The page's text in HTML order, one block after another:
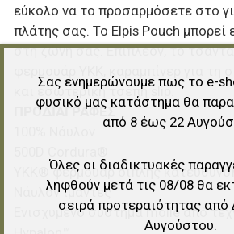
εύκολο να το προσαρμόσετε στο
πλάτης σας. Το Elpis Pouch μπορεί
στη ζώνη σας. Επιπλέον, το
φερμουάρ YKK, καραμπίνερ για τη
και εσωτερική τσέπη slip.
ΠΡΟΔΙΑΓΡΑΦΕΣ
YKK® φερμουάρ διπλής
Nάυλον ιμάντες
Ενισχυμένο σύστημα molle από
Σας ενημερώνουμε πως το e-
φυσικό μας κατάστημα θα
από 8 έως 22
Όλες οι διαδικτυακές
ληφθούν μετά τις 08/08 θα
σειρά προτεραιότητας από
Αυγούστου.